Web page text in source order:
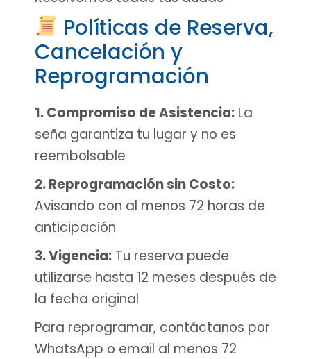
Políticas de Reserva,
Cancelación y
Reprogramación
1. Compromiso de Asistencia: La
seña garantiza tu lugar y no es
reembolsable
2. Reprogramación sin Costo:
Avisando con al menos 72 horas de
anticipación
3. Vigencia: Tu reserva puede
utilizarse hasta 12 meses después de
la fecha original
Para reprogramar, contáctanos por
WhatsApp o email al menos 72